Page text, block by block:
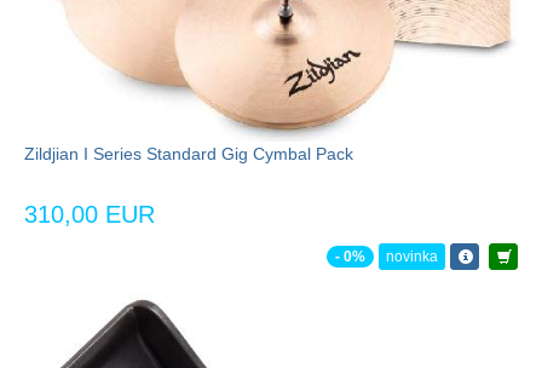
Zildjian I Series Standard Gig Cymbal Pack
310,00 EUR
- 0% novinka